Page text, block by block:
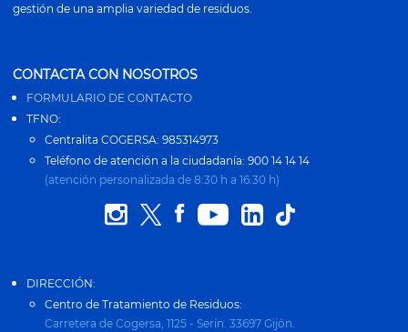
gestión de una amplia variedad de residuos.
CONTACTA CON NOSOTROS
FORMULARIO DE CONTACTO
TFNO:
Centralita COGERSA: 985314973
Teléfono de atención a la ciudadanía: 900 14 14 14
(atención personalizada de 8:30 h a 16:30 h)
DIRECCIÓN:
Centro de Tratamiento de Residuos:
Carretera de Cogersa, 1125 - Serín. 33697 Gijón.